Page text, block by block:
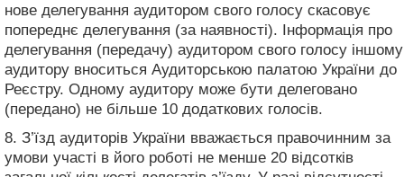
нове делегування аудитором свого голосу скасовує
попереднє делегування (за наявності). Інформація про
делегування (передачу) аудитором свого голосу іншому
аудитору вноситься Аудиторською палатою України до
Реєстру. Одному аудитору може бути делеговано
(передано) не більше 10 додаткових голосів.
8. З’їзд аудиторів України вважається правочинним за
умови участі в його роботі не менше 20 відсотків